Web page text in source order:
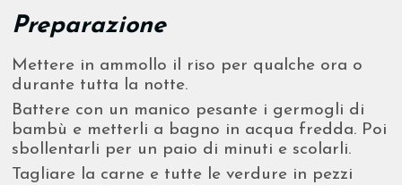
Preparazione
Mettere in ammollo il riso per qualche ora o
durante tutta la notte.
Battere con un manico pesante i germogli di
bambù e metterli a bagno in acqua fredda. Poi
sbollentarli per un paio di minuti e scolarli.
Tagliare la carne e tutte le verdure in pezzi